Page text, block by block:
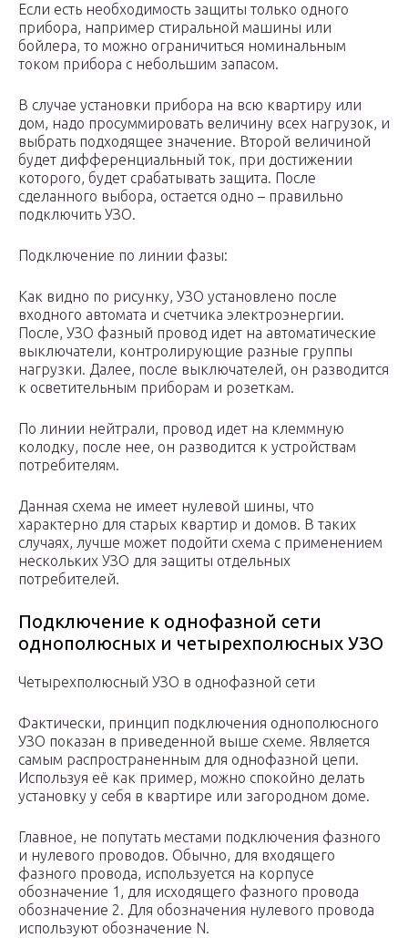
Если есть необходимость защиты только одного
прибора, например стиральной машины или
бойлера, то можно ограничиться номинальным
током прибора с небольшим запасом.
В случае установки прибора на всю квартиру или
дом, надо просуммировать величину всех нагрузок, и
выбрать подходящее значение. Второй величиной
будет дифференциальный ток, при достижении
которого, будет срабатывать защита. После
сделанного выбора, остается одно – правильно
подключить УЗО.
Подключение по линии фазы:
Как видно по рисунку, УЗО установлено после
входного автомата и счетчика электроэнергии.
После, УЗО фазный провод идет на автоматические
выключатели, контролирующие разные группы
нагрузки. Далее, после выключателей, он разводится
к осветительным приборам и розеткам.
По линии нейтрали, провод идет на клеммную
колодку, после нее, он разводится к устройствам
потребителям.
Данная схема не имеет нулевой шины, что
характерно для старых квартир и домов. В таких
случаях, лучше может подойти схема с применением
нескольких УЗО для защиты отдельных
потребителей.
Подключение к однофазной сети
однополюсных и четырехполюсных УЗО
Четырехполюсный УЗО в однофазной сети
Фактически, принцип подключения однополюсного
УЗО показан в приведенной выше схеме. Является
самым распространенным для однофазной цепи.
Используя её как пример, можно спокойно делать
установку у себя в квартире или загородном доме.
Главное, не попутать местами подключения фазного
и нулевого проводов. Обычно, для входящего
фазного провода, используется на корпусе
обозначение 1, для исходящего фазного провода
обозначение 2. Для обозначения нулевого провода
используют обозначение N.